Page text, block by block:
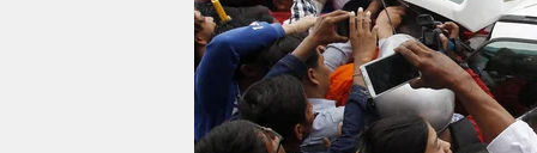
verlag
veranstaltungen
shop